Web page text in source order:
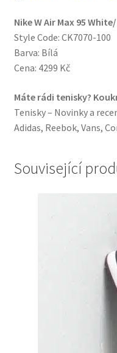
Nike W Air Max 95
Style Code: CK7070-100
Barva: Bílá
Cena: 4299 Kč
Máte rádi tenisky?
Tenisky – Novinky a
Adidas, Reebok, Vans,
Související